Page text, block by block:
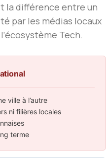
la différence entre un
par les médias locaux
Tech.
ville à l’autre
ni filières locales
terme